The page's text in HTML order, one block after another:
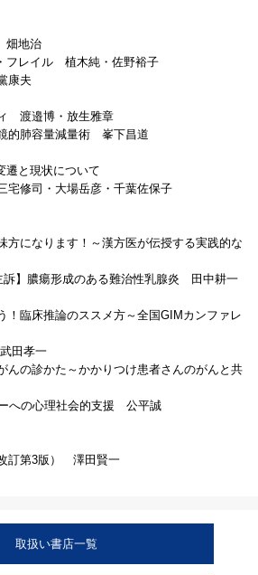
畑地治
フレイル 植木純・佐野裕子
康夫
渡邉博・放生雅章
的肺容量減量術 峯下昌道
と現状について
修司・大場岳彦・千葉佐保子
方になります！～漢方医が伝授する実践的な
】膿瘍形成のある難治性乳腺炎 田中耕一
！臨床推論のススメ方～全国GIMカンファレ
田孝一
んの診かた～かかりつけ患者さんのがんと共
への心理社会的支援 公平誠
訂第3版） 澤田賢一
取扱い書店一覧